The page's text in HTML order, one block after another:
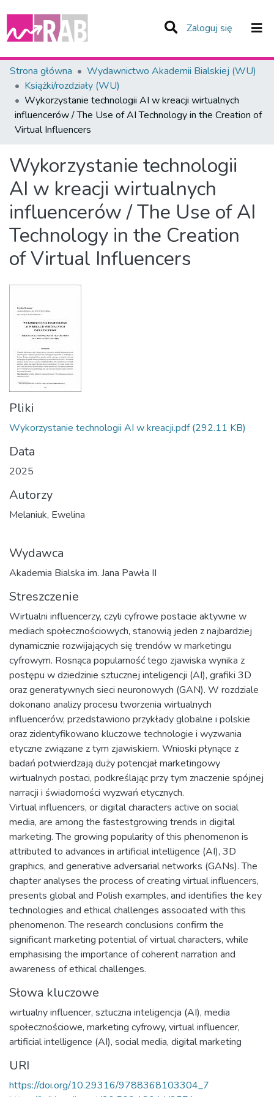
Zaloguj się (current)
Zespoły i Kolekcje
Statystyka
Całe Repozytorium
Strona główna
Wydawnictwo Akademii Bialskiej (WU)
Książki/rozdziały (WU)
Wykorzystanie technologii AI w kreacji wirtualnych
influencerów / The Use of AI Technology in the Creation of
Virtual Influencers
Wykorzystanie technologii
AI w kreacji wirtualnych
influencerów / The Use of AI
Technology in the Creation
of Virtual Influencers
Pliki
Wykorzystanie technologii AI w kreacji.pdf (292.11 KB)
Data
2025
Autorzy
Melaniuk, Ewelina
Wydawca
Akademia Bialska im. Jana Pawła II
Streszczenie
Wirtualni influencerzy, czyli cyfrowe postacie aktywne w
mediach społecznościowych, stanowią jeden z najbardziej
dynamicznie rozwijających się trendów w marketingu
cyfrowym. Rosnąca popularność tego zjawiska wynika z
postępu w dziedzinie sztucznej inteligencji (AI), grafiki 3D
oraz generatywnych sieci neuronowych (GAN). W rozdziale
dokonano analizy procesu tworzenia wirtualnych
influencerów, przedstawiono przykłady globalne i polskie
oraz zidentyfikowano kluczowe technologie i wyzwania
etyczne związane z tym zjawiskiem. Wnioski płynące z
badań potwierdzają duży potencjał marketingowy
wirtualnych postaci, podkreślając przy tym znaczenie spójnej
narracji i świadomości wyzwań etycznych.
Virtual influencers, or digital characters active on social
media, are among the fastestgrowing trends in digital
marketing. The growing popularity of this phenomenon is
attributed to advances in artificial intelligence (AI), 3D
graphics, and generative adversarial networks (GANs). The
chapter analyses the process of creating virtual influencers,
presents global and Polish examples, and identifies the key
technologies and ethical challenges associated with this
phenomenon. The research conclusions confirm the
significant marketing potential of virtual characters, while
emphasising the importance of coherent narration and
awareness of ethical challenges.
Słowa kluczowe
wirtualny influencer, sztuczna inteligencja (AI), media
społecznościowe, marketing cyfrowy, virtual influencer,
artificial intelligence (AI), social media, digital marketing
URI
https://doi.org/10.29316/9788368103304_7